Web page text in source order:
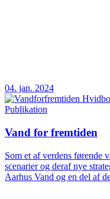
04. jan. 2024
Publikation
Vand for fremtiden
Som et af verdens førende
scenarier og deraf nye
Aarhus Vand og en del af